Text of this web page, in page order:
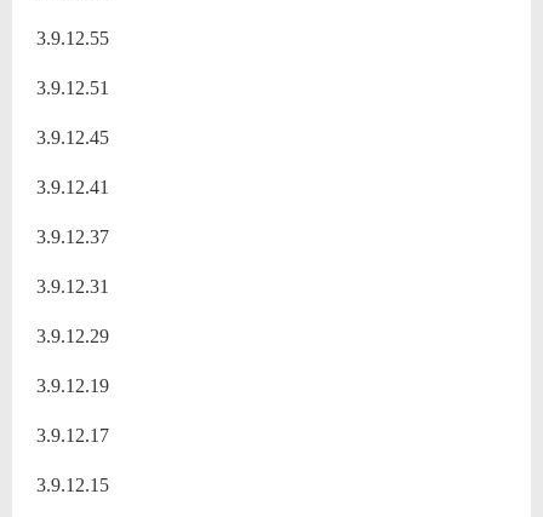
3.9.12.55
3.9.12.51
3.9.12.45
3.9.12.41
3.9.12.37
3.9.12.31
3.9.12.29
3.9.12.19
3.9.12.17
3.9.12.15